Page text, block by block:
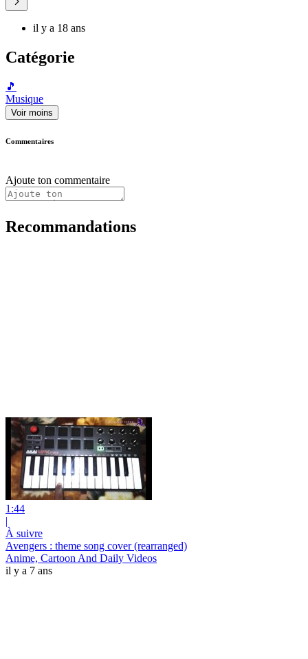
il y a 18 ans
Catégorie
🎵
Musique
Voir moins
Commentaires
Ajoute ton commentaire
Recommandations
1:44
|
À suivre
Avengers : theme song cover (rearranged)
Anime, Cartoon And Daily Videos
il y a 7 ans